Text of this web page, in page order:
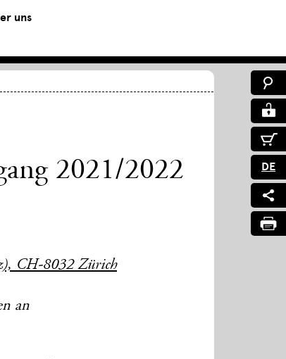
uns
DE
2021/2022
CH-8032 Zürich
an